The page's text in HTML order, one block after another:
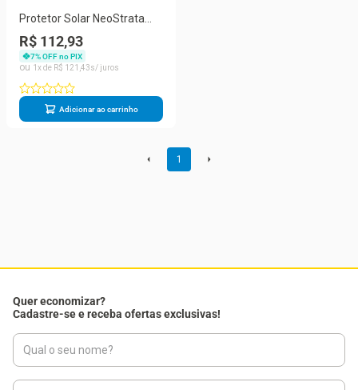
Protetor Solar NeoStrata
Minesol Oil Control Cor
Médio Claro FPS70 40g
R$ 112,93
7% OFF no PIX
1
R$ 121 43
Adicionar ao carrinho
1
Quer economizar?
Cadastre-se e receba ofertas exclusivas!